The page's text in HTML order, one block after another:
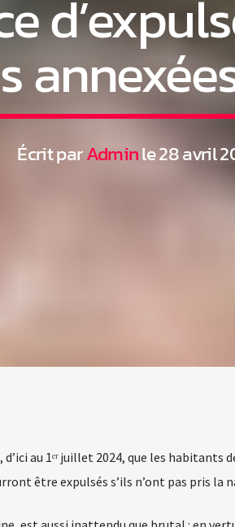
Écrit parAdminle 28 avril
au 1ᵉʳ juillet 2024, que les habitants
être expulsés s’ils n’ont pas pris la